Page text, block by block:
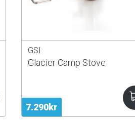
7.290kr
GSI
Glacier Camp Stove